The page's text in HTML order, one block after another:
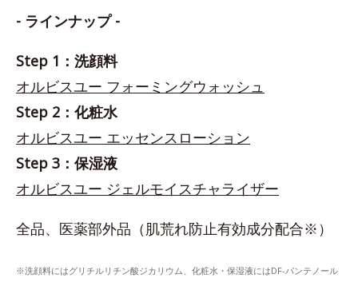
- ラインナップ -
Step 1：洗顔料
オルビスユー フォーミングウォッシュ
Step 2：化粧水
オルビスユー エッセンスローション
Step 3：保湿液
オルビスユー ジェルモイスチャライザー
全品、医薬部外品（肌荒れ防止有効成分配合※）
※洗顔料にはグリチルリチン酸ジカリウム、化粧水・保湿液にはDF-パンテノール